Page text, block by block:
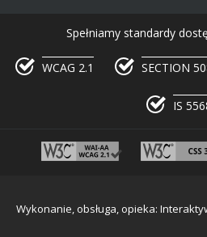
Spełniamy standardy
WCAG 2.1 SECTION
IS
Wykonanie, obsługa, opieka: